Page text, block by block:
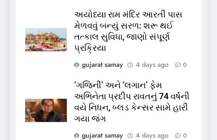
અયોધ્યા રામ મંદિર આરતી પાસ
મેળવવું બન્યું સરળ: શરૂ થઈ
તત્કાલ સુવિધા, જાણો સંપૂર્ણ
પ્રક્રિયા
gujarat samay
4 days ago 0
‘ગજિની’ અને ‘લગાન’ ફેમ
અભિનેતા પ્રદીપ રાવતનું 74 વર્ષની
વયે નિધન, બ્લડ કેન્સર સામે હારી
ગયા જંગ
gujarat samay
4 days ago 0
પ્રક્રિયા બની સરળ
GUJARAT TOP NEWS
7
રાજ્યસભામાં ‘જન્મ અને મૃત્યુ
પાસ, વિપક્ષનો ઉગ્ર હોબાળો
8
શું તમારું મધ કે ઘી ખરેખર શુદ્ધ
છે? FSSAIએ ડાબરના દાવાઓની
પોલ ખોલી, મૂક્યો પ્રતિબંધ
INDIA TOP NEWS